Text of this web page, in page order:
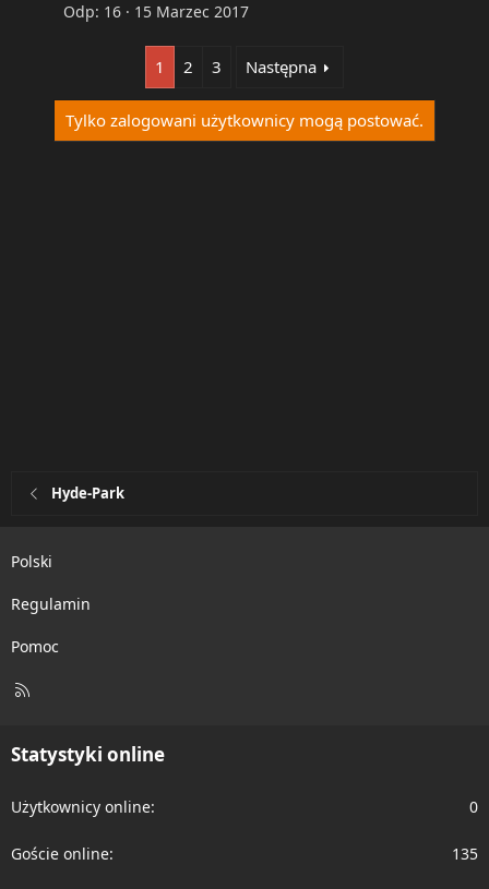
Odp 16 15 Marzec 2017
1 2 3 Następna
Tylko zalogowani użytkownicy mogą postować.
Hyde-Park
Polski
Regulamin
Pomoc
R
Statystyki online
Użytkownicy online 0
Goście online 135